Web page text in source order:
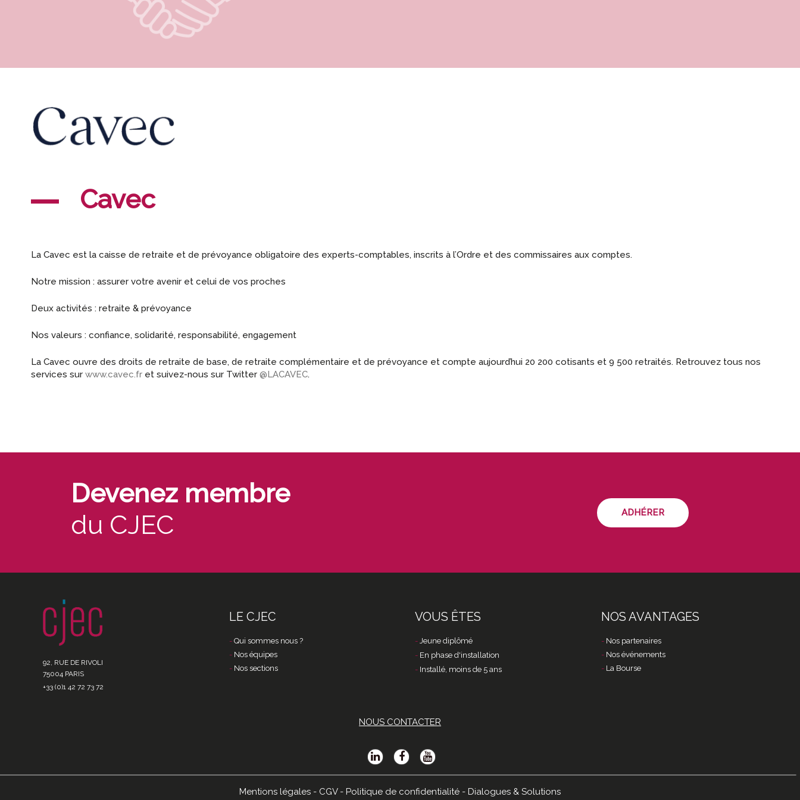
Cavec
La Cavec est la caisse de retraite et de prévoyance obligatoire des experts-comptables, inscrits à l’Ordre et des commissaires aux comptes.
Notre mission : assurer votre avenir et celui de vos proches
Deux activités : retraite & prévoyance
Nos valeurs : confiance, solidarité, responsabilité, engagement
La Cavec ouvre des droits de retraite de base, de retraite complémentaire et de prévoyance et compte aujourd’hui 20 200 cotisants et 9 500 retraités. Retrouvez tous nos
services sur www.cavec.fr et suivez-nous sur Twitter @LACAVEC.
Devenez membre
du CJEC
ADHÉRER
92, RUE DE RIVOLI
75004 PARIS
+33 (0)1 42 72 73 72
LE CJEC
Qui sommes nous ?
Nos équipes
Nos sections
VOUS ÊTES
Jeune diplômé
En phase d'installation
Installé, moins de 5 ans
NOS AVANTAGES
Nos partenaires
Nos événements
La Bourse
NOUS CONTACTER
Mentions légales - CGV- Politique de confidentialité - Dialogues & Solutions